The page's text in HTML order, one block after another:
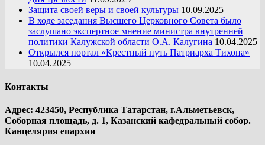
Защита своей веры и своей культуры 10.09.2025
В ходе заседания Высшего Церковного Совета было
заслушано экспертное мнение министра внутренней
политики Калужской области О.А. Калугина 10.04.2025
Открылся портал «Крестный путь Патриарха Тихона»
10.04.2025
Контакты
Адрес: 423450, Республика Татарстан, г.Альметьевск,
Соборная площадь, д. 1, Казанский кафедральный собор.
Канцелярия епархии